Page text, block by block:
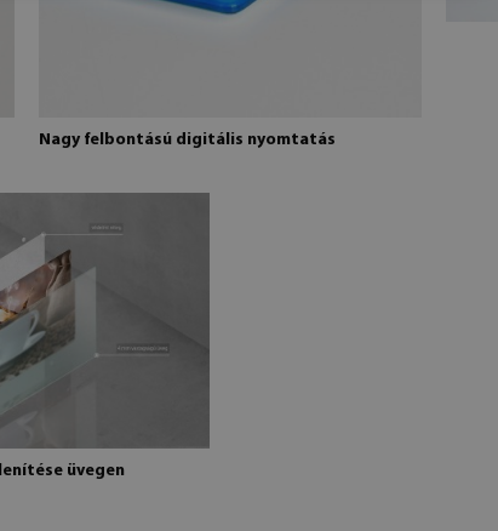
Nagy felbontású digitális nyomtatás
üvegen